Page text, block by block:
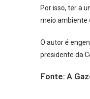
Por isso, ter a
meio ambiente
O autor é
presidente da
Fonte: A